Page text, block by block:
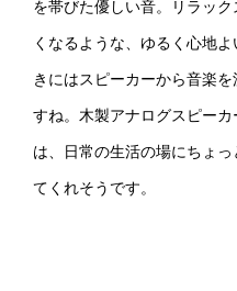
を帯びた優しい音。リラッ
くなるような、ゆるく心地
きにはスピーカーから音楽
すね。木製アナログスピー
は、日常の生活の場にちょ
てくれそうです。